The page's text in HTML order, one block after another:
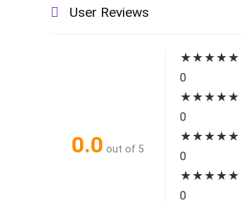
User Reviews
0.0 out of 5
★ ★ ★ ★ ★
0
★ ★ ★ ★ ★
0
★ ★ ★ ★ ★
0
★ ★ ★ ★ ★
0